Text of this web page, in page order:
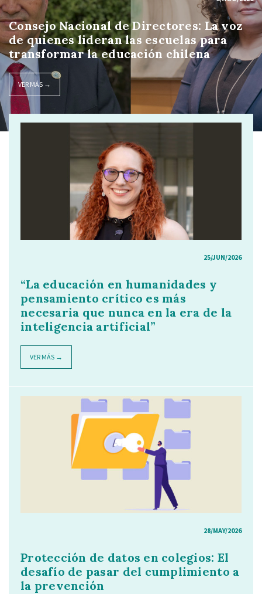
Consejo Nacional de Directores: La voz
de quienes lideran las escuelas para
transformar la educación chilena
VER MÁS →
25/JUN/2026
“La educación en humanidades y
pensamiento crítico es más
necesaria que nunca en la era de la
inteligencia artificial”
VER MÁS →
28/MAY/2026
Protección de datos en colegios: El
desafío de pasar del cumplimiento a
la prevención